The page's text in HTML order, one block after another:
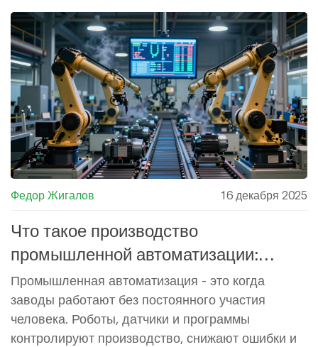
Федор Жигалов 16 декабря 2025
Что такое производство
промышленной автоматизации:
простыми словами о том, как роботы
и программы меняют заводы
Промышленная автоматизация - это когда
заводы работают без постоянного участия
человека. Роботы, датчики и программы
контролируют производство, снижают ошибки и